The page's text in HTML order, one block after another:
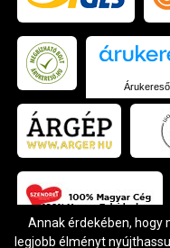
Annak érdekében, hogy
legjobb élményt